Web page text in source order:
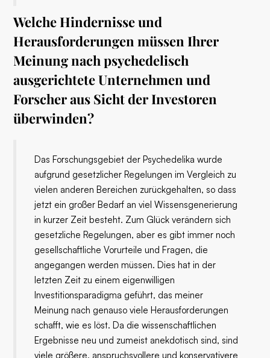
Welche Hindernisse und
Herausforderungen müssen Ihrer
Meinung nach psychedelisch
ausgerichtete Unternehmen und
Forscher aus Sicht der Investoren
überwinden?
Das Forschungsgebiet der Psychedelika wurde
aufgrund gesetzlicher Regelungen im Vergleich zu
vielen anderen Bereichen zurückgehalten, so dass
jetzt ein großer Bedarf an viel Wissensgenerierung
in kurzer Zeit besteht. Zum Glück verändern sich
gesetzliche Regelungen, aber es gibt immer noch
gesellschaftliche Vorurteile und Fragen, die
angegangen werden müssen. Dies hat in der
letzten Zeit zu einem eigenwilligen
Investitionsparadigma geführt, das meiner
Meinung nach genauso viele Herausforderungen
schafft, wie es löst. Da die wissenschaftlichen
Ergebnisse neu und zumeist anekdotisch sind, sind
viele größere, anspruchsvollere und konservativere